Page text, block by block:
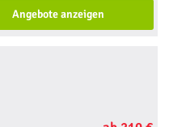
Angebote anzeigen